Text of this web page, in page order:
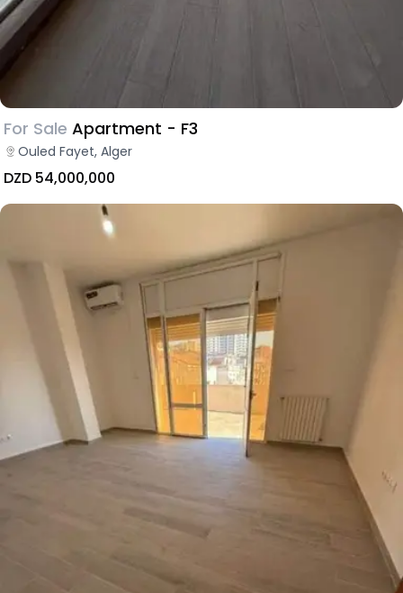
For Sale Apartment - F3
Ouled Fayet, Alger
DZD 54,000,000